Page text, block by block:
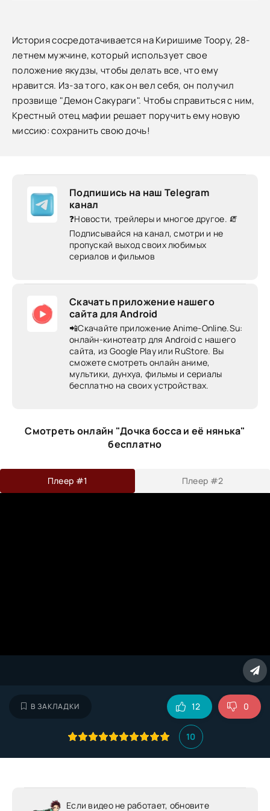
История сосредотачивается на Киришиме Тоору, 28-
летнем мужчине, который использует свое
положение якудзы, чтобы делать все, что ему
нравится. Из-за того, как он вел себя, он получил
прозвище "Демон Сакураги". Чтобы справиться с ним,
Крестный отец мафии решает поручить ему новую
миссию: сохранить свою дочь!
Подпишись на наш Telegram
канал
❓Новости, трейлеры и многое другое. 🧯
Подписывайся на канал, смотри и не
пропускай выход своих любимых
сериалов и фильмов
Скачать приложение нашего
сайта для Android
📲Скачайте приложение Anime-Online.Su:
онлайн-кинотеатр для Android c нашего
сайта, из Google Play или RuStore. Вы
сможете смотреть онлайн аниме,
мультики, дунхуа, фильмы и сериалы
бесплатно на своих устройствах.
Смотреть онлайн "Дочка босса и её нянька"
бесплатно
Плеер #1 Плеер #2
В ЗАКЛАДКИ
10
12 0
Если видео не работает, обновите